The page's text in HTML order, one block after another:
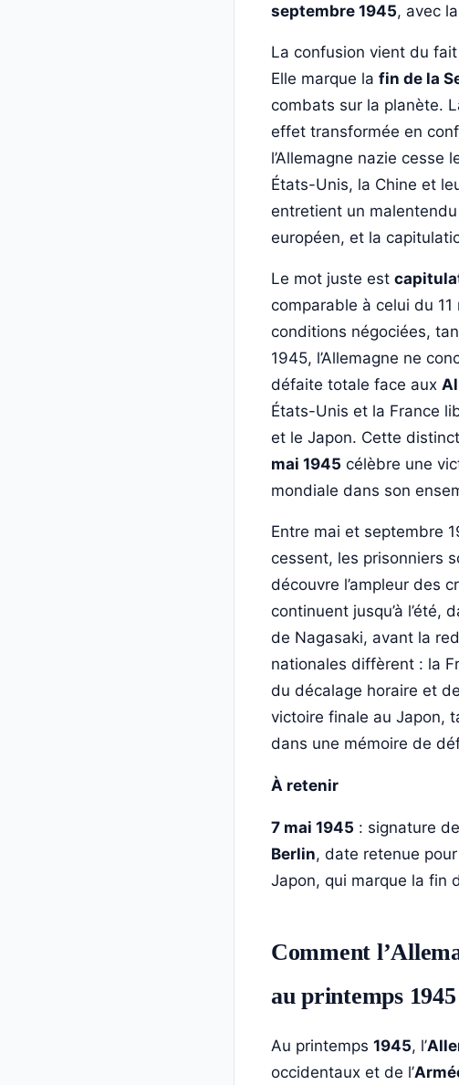
septembre 1945, avec
La confusion vient du
Elle marque la fin de la
combats sur la planète.
effet transformée en
l’Allemagne nazie cesse
États-Unis, la Chine et
entretient un
européen, et la
Le mot juste est
comparable à celui du
conditions négociées,
1945, l’Allemagne ne
défaite totale face aux
États-Unis et la France
et le Japon. Cette
mai 1945 célèbre une
mondiale dans son
Entre mai et septembre
cessent, les prisonniers
découvre l’ampleur des
continuent jusqu’à l’été,
de Nagasaki, avant la
nationales diffèrent : la
du décalage horaire et
victoire finale au Japon,
dans une mémoire de
À retenir
7 mai 1945 : signature
Berlin, date retenue
Japon, qui marque la fin
Comment
au printemps
Au printemps 1945, l’
occidentaux et de l’